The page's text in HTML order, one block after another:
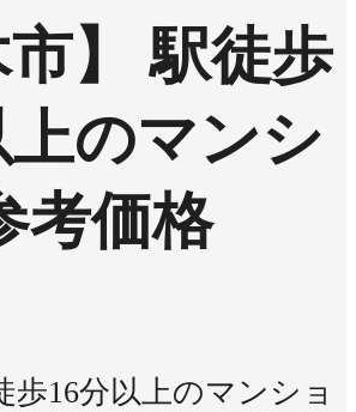
市】 駅徒歩
上のマンシ
考価格
歩16分以上のマンショ